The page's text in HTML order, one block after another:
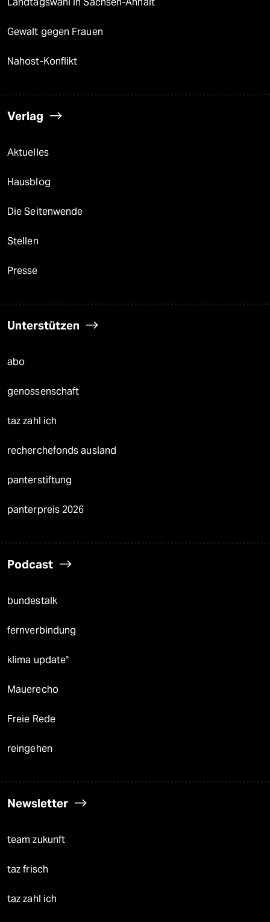
Gewalt gegen Frauen
Nahost-Konflikt
Verlag
Aktuelles
Hausblog
Die Seitenwende
Stellen
Presse
Unterstützen
abo
genossenschaft
taz zahl ich
recherchefonds ausland
panterstiftung
panterpreis 2026
Podcast
bundestalk
fernverbindung
klima update°
Mauerecho
Freie Rede
reingehen
Newsletter
team zukunft
taz frisch
taz zahl ich